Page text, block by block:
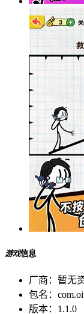
游戏信息
厂商： 暂无
包名：
版本： 1.1.0